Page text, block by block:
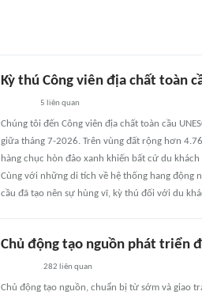
Kỳ thú Công viên địa chất toàn
5 liên quan
Chúng tôi đến Công viên địa chất toàn cầu
giữa tháng 7-2026. Trên vùng đất rộng hơn
hàng chục hòn đảo xanh khiến bất cứ du
Cùng với những di tích về hệ thống hang động
cầu đã tạo nên sự hùng vĩ, kỳ thú đối với du
Chủ động tạo nguồn phát triển
282 liên quan
Chủ động tạo nguồn, chuẩn bị từ sớm và giao